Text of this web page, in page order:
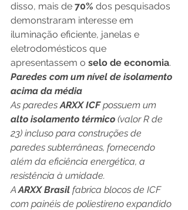
disso, mais de 70% dos pesquisados
demonstraram interesse em
iluminação eficiente, janelas e
eletrodomésticos que
apresentassem o selo de economia.
Paredes com um nível de isolamento
acima da média
As paredes ARXX ICF possuem um
alto isolamento térmico (valor R de
23) incluso para construções de
paredes subterrâneas, fornecendo
além da eficiência energética, a
resistência à umidade.
A ARXX Brasil fabrica blocos de ICF
com painéis de poliestireno expandido